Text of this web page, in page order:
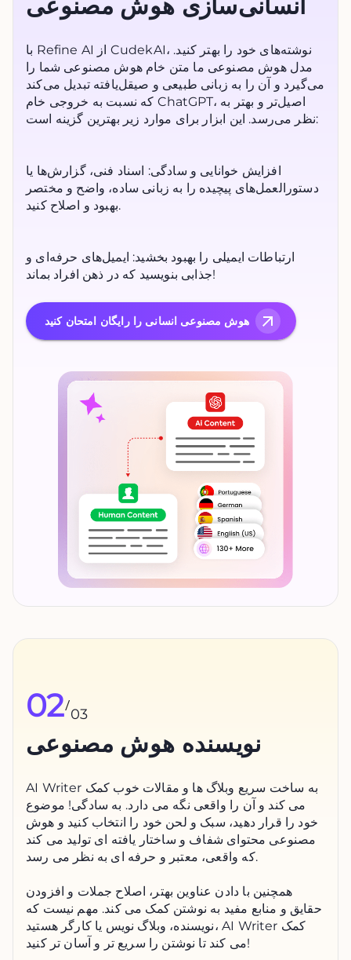
انسانی‌سازی هوش مصنوعی
با Refine AI از CudekAI، نوشته‌های خود را بهتر کنید.
مدل هوش مصنوعی ما متن خام هوش مصنوعی شما را
می‌گیرد و آن را به زبانی طبیعی و صیقل‌یافته تبدیل می‌کند
که نسبت به خروجی خام ChatGPT، اصیل‌تر و بهتر به
نظر می‌رسد. این ابزار برای موارد زیر بهترین گزینه است:
افزایش خوانایی و سادگی: اسناد فنی، گزارش‌ها یا
دستورالعمل‌های پیچیده را به زبانی ساده، واضح و مختصر
بهبود و اصلاح کنید.
ارتباطات ایمیلی را بهبود بخشید: ایمیل‌های حرفه‌ای و
جذابی بنویسید که در ذهن افراد بماند!
هوش مصنوعی انسانی را رایگان امتحان کنید
02/
03
نویسنده هوش مصنوعی
AI Writer به ساخت سریع وبلاگ ها و مقالات خوب کمک
می کند و آن را واقعی نگه می دارد. به سادگی! موضوع
خود را قرار دهید، سبک و لحن خود را انتخاب کنید و هوش
مصنوعی محتوای شفاف و ساختار یافته ای تولید می کند
که واقعی، معتبر و حرفه ای به نظر می رسد.
همچنین با دادن عناوین بهتر، اصلاح جملات و افزودن
حقایق و منابع مفید به نوشتن کمک می کند. مهم نیست که
نویسنده، وبلاگ نویس یا کارگر هستید، AI Writer کمک
می کند تا نوشتن را سریع تر و آسان تر کنید!